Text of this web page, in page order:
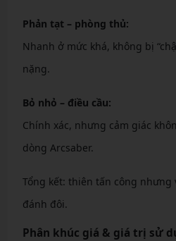
Phản tạt – phòng thủ:
Nhanh ở mức khá, không bị
nặng.
Bỏ nhỏ – điều cầu:
Chính xác, nhưng cảm giác
dòng Arcsaber.
Tổng kết: thiên tấn công
đánh đôi.
Phân khúc giá & giá trị sử